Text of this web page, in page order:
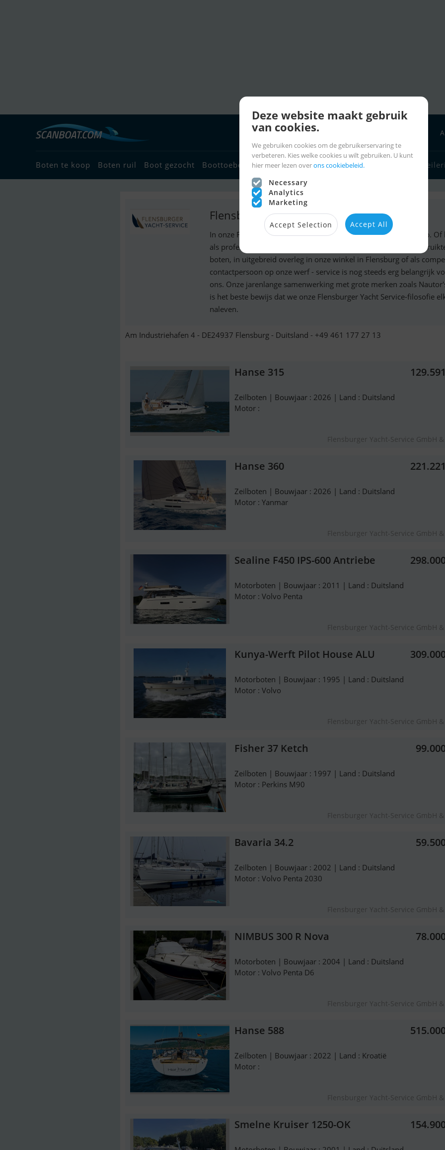
Boten te koop Boten ruil Boot gezocht Boottoebehoren Bootverkopers Zeilerlinks
Flensburger Yacht-Service Gmbh & Co. KG
In onze Flensburger Yacht-Service filosofie staat kwaliteit voorop. Of
als professionele makelaar in de jachthandel met nieuwe of
boten, in uitgebreid overleg in onze winkel in Flensburg of als
contactpersoon op onze werf - service is nog steeds erg belangrijk
ons. Onze jarenlange samenwerking met grote merken zoals
is het beste bewijs dat we onze Flensburger Yacht Service-filosofie
naleven.
Am Industriehafen 4 - DE24937 Flensburg - Duitsland - +49 461 177 27 13
Hanse 315
Zeilboten | Bouwjaar : 2026 | Land : Duitsland
Motor :
Flensburger Yacht-Service GmbH &
Hanse 360
Zeilboten | Bouwjaar : 2026 | Land : Duitsland
Motor : Yanmar
Flensburger Yacht-Service GmbH &
Sealine F450 IPS-600 Antriebe
Motorboten | Bouwjaar : 2011 | Land : Duitsland
Motor : Volvo Penta
Flensburger Yacht-Service GmbH &
Kunya-Werft Pilot House ALU
Motorboten | Bouwjaar : 1995 | Land : Duitsland
Motor : Volvo
Flensburger Yacht-Service GmbH &
Fisher 37 Ketch
Zeilboten | Bouwjaar : 1997 | Land : Duitsland
Motor : Perkins M90
Flensburger Yacht-Service GmbH &
Bavaria 34.2
Zeilboten | Bouwjaar : 2002 | Land : Duitsland
Motor : Volvo Penta 2030
Flensburger Yacht-Service GmbH &
NIMBUS 300 R Nova
Motorboten | Bouwjaar : 2004 | Land : Duitsland
Motor : Volvo Penta D6
Flensburger Yacht-Service GmbH &
Hanse 588
Zeilboten | Bouwjaar : 2022 | Land : Kroatië
Motor :
Flensburger Yacht-Service GmbH &
Smelne Kruiser 1250-OK
Deze website maakt gebruik
van cookies.
We gebruiken cookies om de gebruikerservaring te
verbeteren. Kies welke cookies u wilt gebruiken. U kunt
hier meer lezen overons cookiebeleid.
Necessary
Analytics
Marketing
Accept Selection Accept All